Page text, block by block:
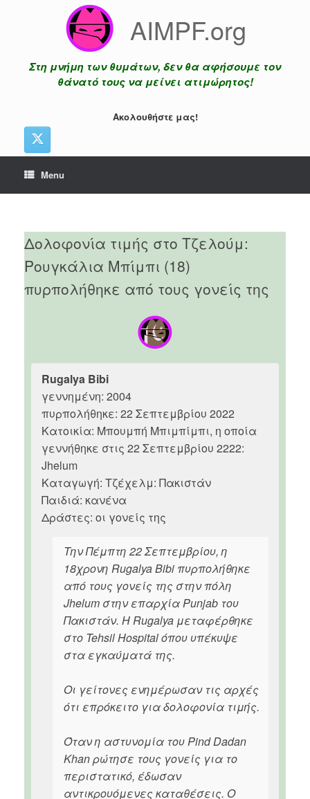
AIMPF.org
Στη μνήμη των θυμάτων, δεν θα αφήσουμε τον
θάνατό τους να μείνει ατιμώρητος!
Ακολουθήστε μας!
Menu
Δολοφονία τιμής στο Τζελούμ:
Ρουγκάλια Μπίμπι (18)
πυρπολήθηκε από τους γονείς της
Rugalya Bibi
γεννημένη: 2004
πυρπολήθηκε: 22 Σεπτεμβρίου 2022
Κατοικία: Μπουμπή Μπιμπίμπι, η οποία
γεννήθηκε στις 22 Σεπτεμβρίου 2222:
Jhelum
Καταγωγή: Τζέχελμ: Πακιστάν
Παιδιά: κανένα
Δράστες: οι γονείς της
Την Πέμπτη 22 Σεπτεμβρίου, η
18χρονη Rugalya Bibi πυρπολήθηκε
από τους γονείς της στην πόλη
Jhelum στην επαρχία Punjab του
Πακιστάν. Η Rugalya μεταφέρθηκε
στο Tehsil Hospital όπου υπέκυψε
στα εγκαύματά της.
Οι γείτονες ενημέρωσαν τις αρχές
ότι επρόκειτο για δολοφονία τιμής.
Όταν η αστυνομία του Pind Dadan
Khan ρώτησε τους γονείς για το
περιστατικό, έδωσαν
αντικρουόμενες καταθέσεις. Ο